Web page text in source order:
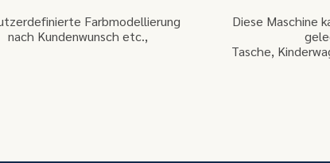
Farbmodellierung
nach Kundenwunsch etc.,
Diese Maschine
Tasche,